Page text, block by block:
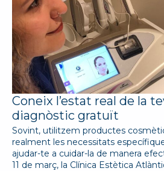
Coneix l’estat real de la
diagnòstic gratuït
Sovint, utilitzem productes
realment les necessitats
ajudar-te a cuidar-la de manera
11 de març, la Clínica Estètica